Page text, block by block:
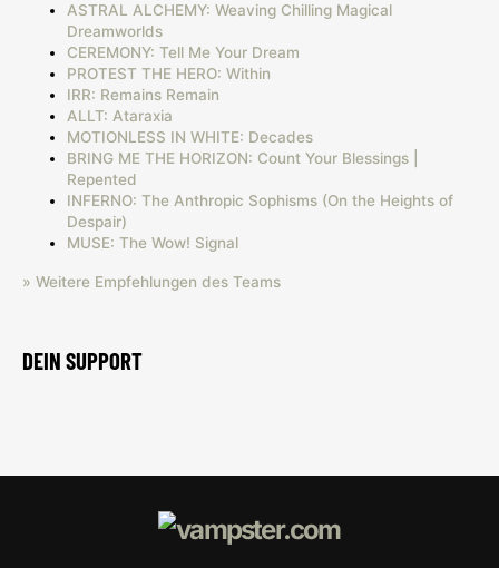
ASTRAL ALCHEMY: Weaving Chilling Magical
Dreamworlds
CEREMONY: Tell Me Your Dream
PROTEST THE HERO: Within
IRR: Remains Remain
ALLT: Ataraxia
MOTIONLESS IN WHITE: Decades
BRING ME THE HORIZON: Count Your Blessings |
Repented
INFERNO: The Anthropic Sophisms (On the Heights of
Despair)
MUSE: The Wow! Signal
» Weitere Empfehlungen des Teams
DEIN SUPPORT